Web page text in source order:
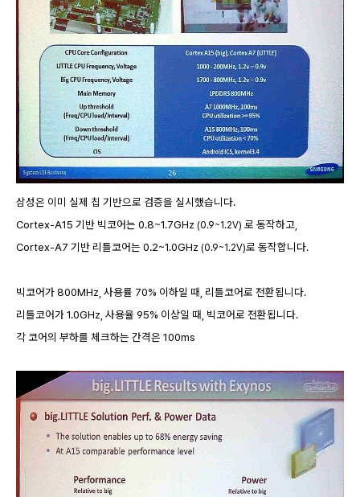
삼성은 이미 실제 칩 기반으로 검증을 실시했습니다.
Cortex-A15 기반 빅코어는 0.8~1.7GHz (0.9~1.2V) 로 동작하고,
Cortex-A7 기반 리틀코어는 0.2~1.0GHz (0.9~1.2V)로 동작합니다.
빅코어가 800MHz, 사용률 70% 이하일 때, 리틀코어로 전환됩니다.
리틀코어가 1.0GHz, 사용율 95% 이상일 때, 빅코어로 전환됩니다.
각 코어의 부하를 체크하는 간격은 100ms